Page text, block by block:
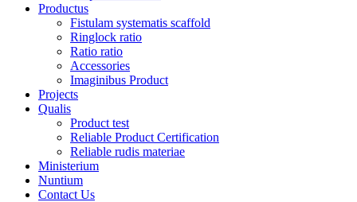
Productus
Fistulam systematis scaffold
Ringlock ratio
Ratio ratio
Accessories
Imaginibus Product
Projects
Qualis
Product test
Reliable Product Certification
Reliable rudis materiae
Ministerium
Nuntium
Contact Us